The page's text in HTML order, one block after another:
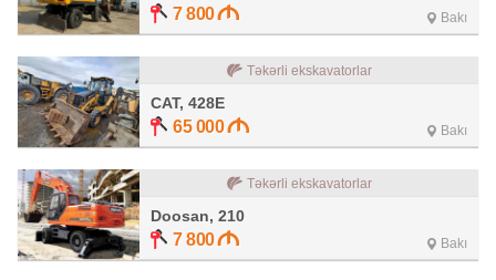
7 800 Bakı
Təkərli ekskavatorlar
CAT, 428E
65 000 Bakı
Təkərli ekskavatorlar
Doosan, 210
7 800 Bakı